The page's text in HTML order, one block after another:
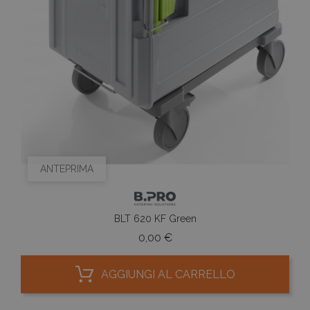
ANTEPRIMA
BLT 620 KF Green
0,00 €Prezzo
AGGIUNGI AL CARRELLO